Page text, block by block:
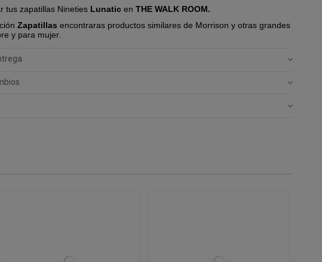
tus zapatillas NinetiesLunaticen THE WALK ROOM.
Zapatillas encontraras productos similares de Morrison y otras grandes
y para mujer.